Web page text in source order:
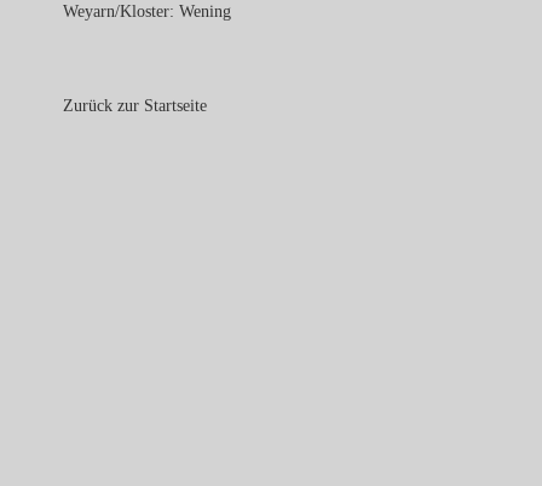
Weyarn/Kloster: Wening
Zurück zur Startseite